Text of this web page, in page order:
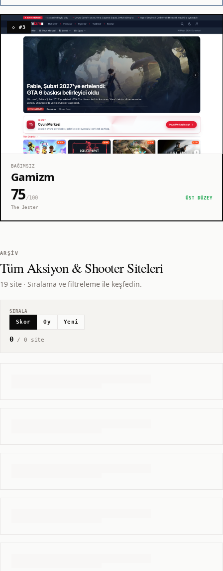
◇ #3
BAĞIMSIZ
Gamizm
75/100
ÜST DÜZEY
The Jester
ARŞIV
TümAksiyon & ShooterSiteleri
19 site · Sıralama ve filtreleme ile keşfedin.
SIRALA
Skor Oy Yeni
0/ 0 site